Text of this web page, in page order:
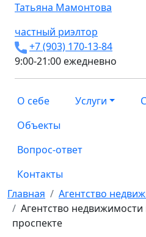
Татьяна Мамонтова
частный риэлтор
+7 (903) 170-13-84
9:00-21:00 ежедневно
О себе Услуги
Объекты
Вопрос-ответ
Контакты
Главная
Агентство
Агентство
проспекте